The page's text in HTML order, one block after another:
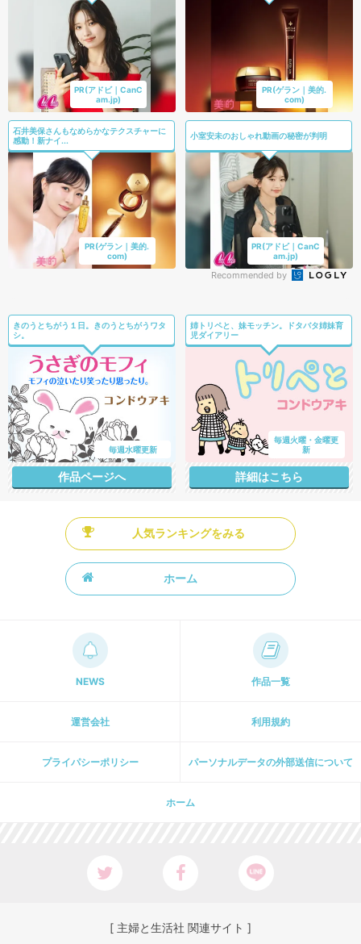
PR(アドビ｜CanC
am.jp)
PR(ゲラン｜美的.
com)
石井美保さんもなめらかなテクスチャーに
感動！新ナイ...
PR(ゲラン｜美的.
com)
小室安未のおしゃれ動画の秘密が判明
PR(アドビ｜CanC
am.jp)
Recommended by
きのうとちがう１日。きのうとちがうワタ
シ。
毎週水曜更新
作品ページへ
姉トリペと、妹モッチン。ドタバタ姉妹育
児ダイアリー
毎週火曜・金曜更
新
詳細はこちら
人気ランキングをみる
ホーム
NEWS 作品一覧
運営会社 利用規約
プライパシーポリシー パーソナルデータの外部送信について
ホーム
[ 主婦と生活社 関連サイト ]